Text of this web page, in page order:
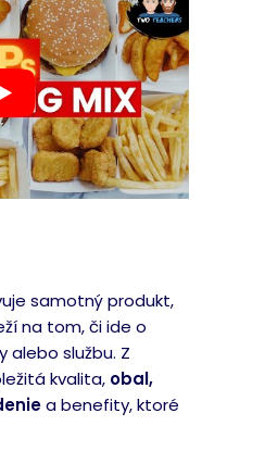
samotný produkt,
na tom, či ide o
alebo službu. Z
kvalita, obal,
a benefity, ktoré